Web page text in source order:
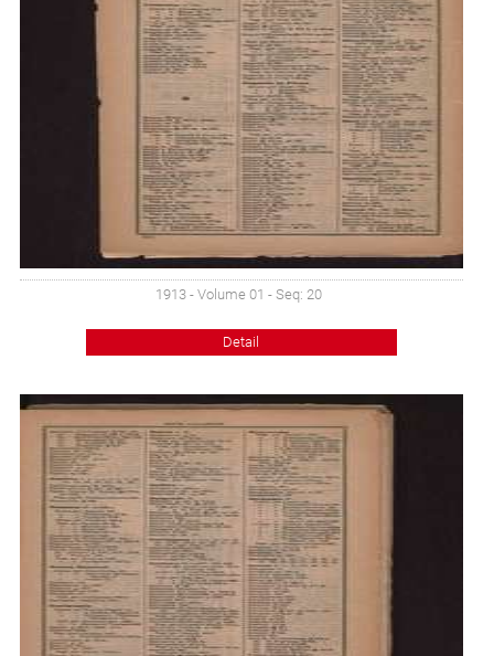
1913 - Volume 01 - Seq: 20
Detail